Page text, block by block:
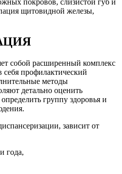
щитовидной железы,
собой расширенный комплекс
профилактический
методы
детально оценить
группу здоровья и
зависит от
года,